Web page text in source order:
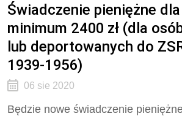
Świadczenie pieniężne
minimum 2400 zł (dla
lub deportowanych do
1939-1956)
06 sie 2020
Będzie nowe świadczenie